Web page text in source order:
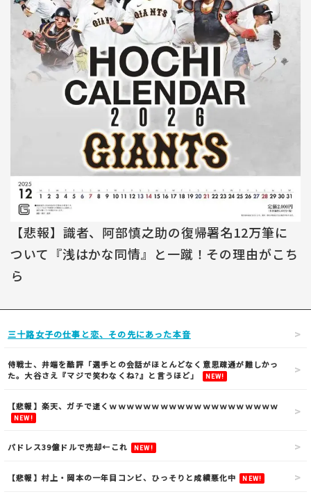
【悲報】識者、阿部慎之助の復帰署名12万筆に
ついて『浅はかな同情』と一蹴！その理由がこち
ら
三十路女子の仕事と恋、その先にあった本音
侍戦士、井端を酷評「選手との会話がほとんどなく意思疎通が難しかっ
た。大谷さえ『マジで笑わなくね?』と言うほど」
NEW!
【悲報】楽天、ガチで逝くｗｗｗｗｗｗｗｗｗｗｗｗｗｗｗｗｗｗｗｗ
NEW!
パドレス39億ドルで売却←これ NEW!
【悲報】村上・岡本の一年目コンビ、ひっそりと成績悪化中 NEW!